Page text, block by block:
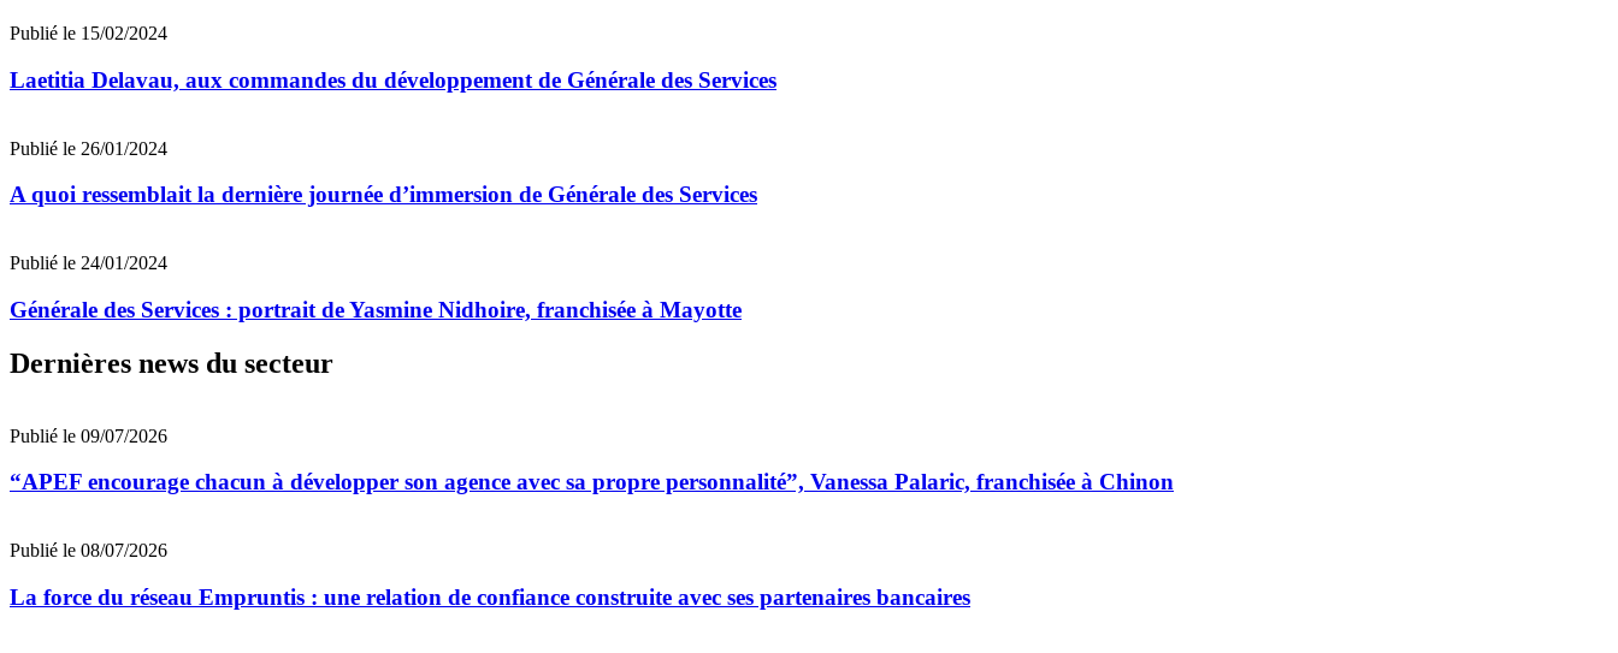
Publié le 15/02/2024
Laetitia Delavau, aux commandes du développement de Générale des Services
Publié le 26/01/2024
A quoi ressemblait la dernière journée d’immersion de Générale des Services
Publié le 24/01/2024
Générale des Services : portrait de Yasmine Nidhoire, franchisée à Mayotte
Dernières news du secteur
Publié le 09/07/2026
“APEF encourage chacun à développer son agence avec sa propre personnalité”, Vanessa Palaric, franchisée à Chinon
Publié le 08/07/2026
La force du réseau Empruntis : une relation de confiance construite avec ses partenaires bancaires